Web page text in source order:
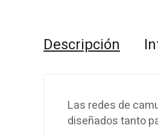
Descripción
Las redes de
diseñados tanto